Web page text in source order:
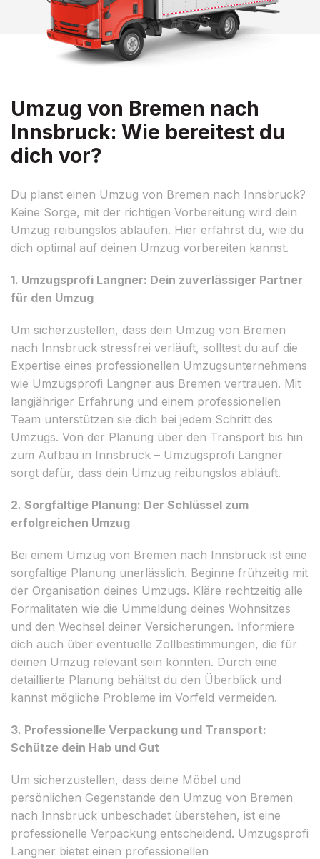
Umzug von Bremen nach
Innsbruck: Wie bereitest du
dich vor?
Du planst einen Umzug von Bremen nach Innsbruck?
Keine Sorge, mit der richtigen Vorbereitung wird dein
Umzug reibungslos ablaufen. Hier erfährst du, wie du
dich optimal auf deinen Umzug vorbereiten kannst.
1. Umzugsprofi Langner: Dein zuverlässiger Partner
für den Umzug
Um sicherzustellen, dass dein Umzug von Bremen
nach Innsbruck stressfrei verläuft, solltest du auf die
Expertise eines professionellen Umzugsunternehmens
wie Umzugsprofi Langner aus Bremen vertrauen. Mit
langjähriger Erfahrung und einem professionellen
Team unterstützen sie dich bei jedem Schritt des
Umzugs. Von der Planung über den Transport bis hin
zum Aufbau in Innsbruck – Umzugsprofi Langner
sorgt dafür, dass dein Umzug reibungslos abläuft.
2. Sorgfältige Planung: Der Schlüssel zum
erfolgreichen Umzug
Bei einem Umzug von Bremen nach Innsbruck ist eine
sorgfältige Planung unerlässlich. Beginne frühzeitig mit
der Organisation deines Umzugs. Kläre rechtzeitig alle
Formalitäten wie die Ummeldung deines Wohnsitzes
und den Wechsel deiner Versicherungen. Informiere
dich auch über eventuelle Zollbestimmungen, die für
deinen Umzug relevant sein könnten. Durch eine
detaillierte Planung behältst du den Überblick und
kannst mögliche Probleme im Vorfeld vermeiden.
3. Professionelle Verpackung und Transport:
Schütze dein Hab und Gut
Um sicherzustellen, dass deine Möbel und
persönlichen Gegenstände den Umzug von Bremen
nach Innsbruck unbeschadet überstehen, ist eine
professionelle Verpackung entscheidend. Umzugsprofi
Langner bietet einen professionellen